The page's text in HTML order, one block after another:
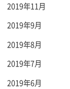
2019年11月
2019年9月
2019年8月
2019年7月
2019年6月